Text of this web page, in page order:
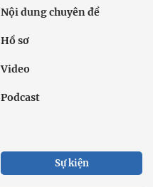
Nội dung chuyên đề
Hồ sơ
Video
Podcast
Sự kiện